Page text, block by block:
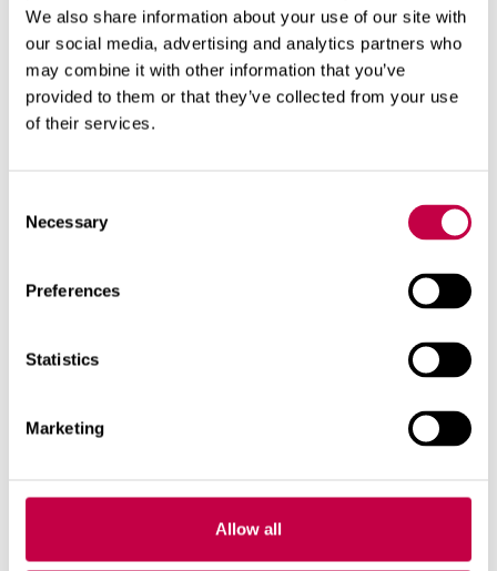
We also share information about your use of our site with
our social media, advertising and analytics partners who
may combine it with other information that you’ve
provided to them or that they’ve collected from your use
of their services.
Selection
Necessary
Preferences
Statistics
Marketing
Allow all
Muru rajamine.
Puude, põõsaste ning dekoratiivtaimede
istutamine.
Marjapõõsaste istutamine.
Mullaomaduste parandamine.